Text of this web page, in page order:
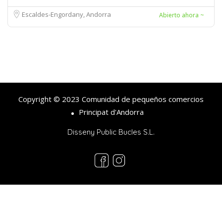
Escaldes-Engordany, Andorra Abierto ahora ~
Copyright © 2023 Comunidad de pequeños comercios
Principat d'Andorra
Disseny Public Bucles S.L.